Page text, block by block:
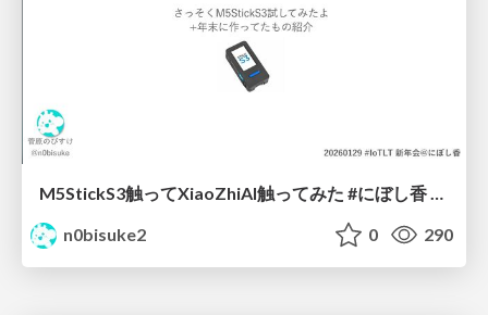
M5StickS3触ってXiaoZhiAI触ってみた #にぼし香 #iotlt
n0bisuke2
0 290